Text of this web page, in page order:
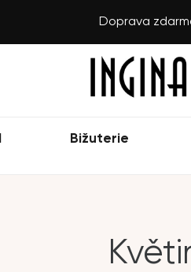
Doprava
Bižuterie